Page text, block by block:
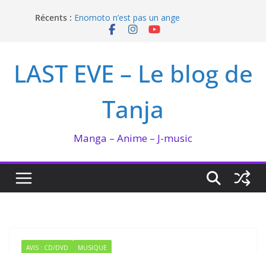
Récents : Enomoto n’est pas un ange
QUEEN BEE enflamme le Bataclan
I’m not in love de Zeniko Sumiya
LAST EVE – Le blog de
Tanja
Manga – Anime – J-music
AVIS : CD/DVD MUSIQUE